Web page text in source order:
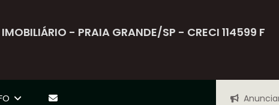
- PRAIA GRANDE/SP - CRECI 114599 F